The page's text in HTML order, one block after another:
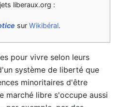
liberaux.org :
sur Wikibéral.
pour vivre selon leurs
système de liberté que
minoritaires d'être
marché libre s'occupe aussi